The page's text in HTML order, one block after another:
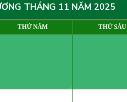
THÁNG 11 NĂM 2025
THỨ NĂM THỨ SÁU